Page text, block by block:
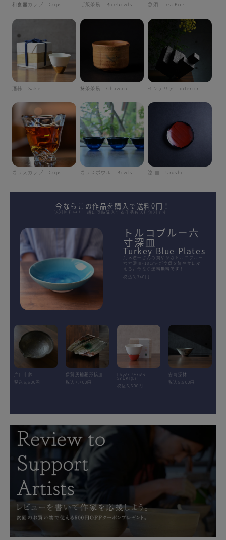
和食器カップ - Cups - ご飯茶碗 - Ricebowls - 急須 - Tea Pots -
酒器 - Sake - 抹茶茶碗 - Chawan - インテリア - interior -
ガラスカップ - Cups - ガラスボウル - Bowls - 漆 皿 - Urushi -
今ならこの作品を購入で送料0円！
送料無料中！一緒に同時購入する作品も送料無料です。
トルコブルー六
寸深皿
Turkey Blue Plates
荒木漢一さんの爽やかなトルコブルー
六寸深皿-18cm-が食卓を鮮やかに変
える。今なら送料無料です！
税込3,740円
片口中鉢
税込5,500円
伊賀灰釉菱形鎬皿
税込7,700円
Layer.series
SYUKI(L)
税込5,500円
安南深鉢
税込5,500円